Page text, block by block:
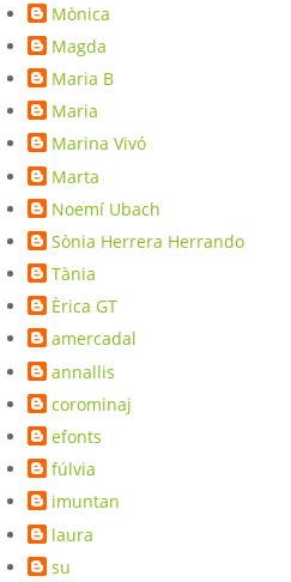
Mònica
Magda
Maria B
Maria
Marina Vivó
Marta
Noemí Ubach
Sònia Herrera Herrando
Tània
Èrica GT
amercadal
annallis
corominaj
efonts
fúlvia
imuntan
laura
su